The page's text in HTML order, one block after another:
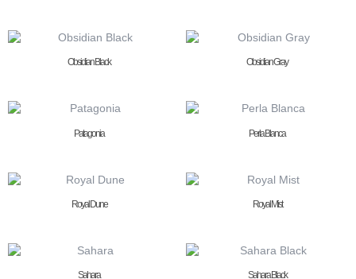
Obsidian Black Obsidian Gray
Patagonia Perla Blanca
Royal Dune Royal Mist
Sahara Sahara Black